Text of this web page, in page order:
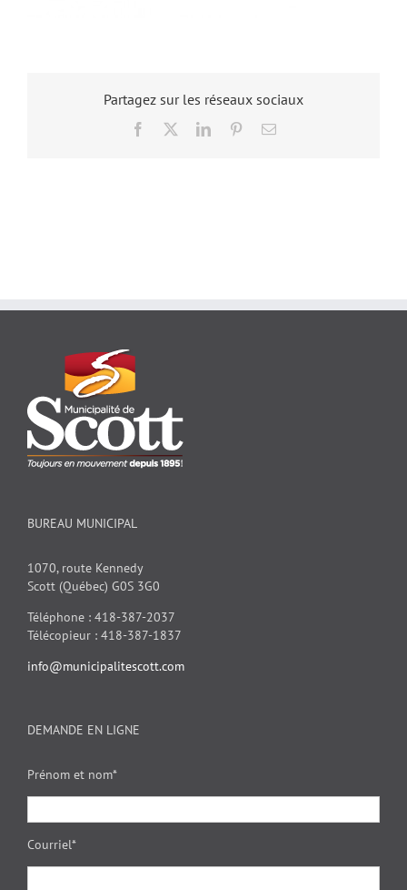
Partagez sur les réseaux sociaux
Facebook LinkedInPinterestEmail
BUREAU MUNICIPAL
1070, route Kennedy
Scott (Québec) G0S 3G0
Téléphone : 418-387-2037
Télécopieur : 418-387-1837
info@municipalitescott.com
DEMANDE EN LIGNE
Prénom et nom*
Courriel*